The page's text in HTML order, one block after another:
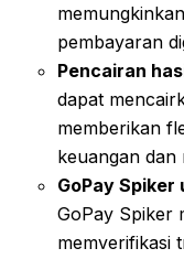
pembayaran
Pencairan
dapat
memberikan
keuangan dan
GoPay
GoPay Spiker
memverifikasi